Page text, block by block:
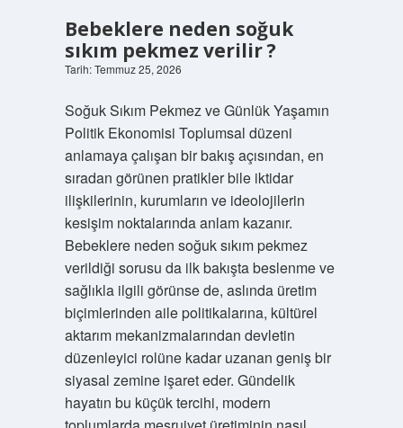
Bebeklere neden soğuk
sıkım pekmez verilir ?
Tarih: Temmuz 25, 2026
Soğuk Sıkım Pekmez ve Günlük Yaşamın
Politik Ekonomisi Toplumsal düzeni
anlamaya çalışan bir bakış açısından, en
sıradan görünen pratikler bile iktidar
ilişkilerinin, kurumların ve ideolojilerin
kesişim noktalarında anlam kazanır.
Bebeklere neden soğuk sıkım pekmez
verildiği sorusu da ilk bakışta beslenme ve
sağlıkla ilgili görünse de, aslında üretim
biçimlerinden aile politikalarına, kültürel
aktarım mekanizmalarından devletin
düzenleyici rolüne kadar uzanan geniş bir
siyasal zemine işaret eder. Gündelik
hayatın bu küçük tercihi, modern